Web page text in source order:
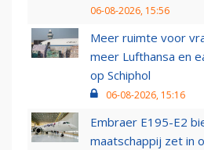
06-08-2026, 15:56
Meer ruimte voor
meer Lufthansa en
op Schiphol
06-08-2026, 15:16
Embraer E195-E2
maatschappij zet in